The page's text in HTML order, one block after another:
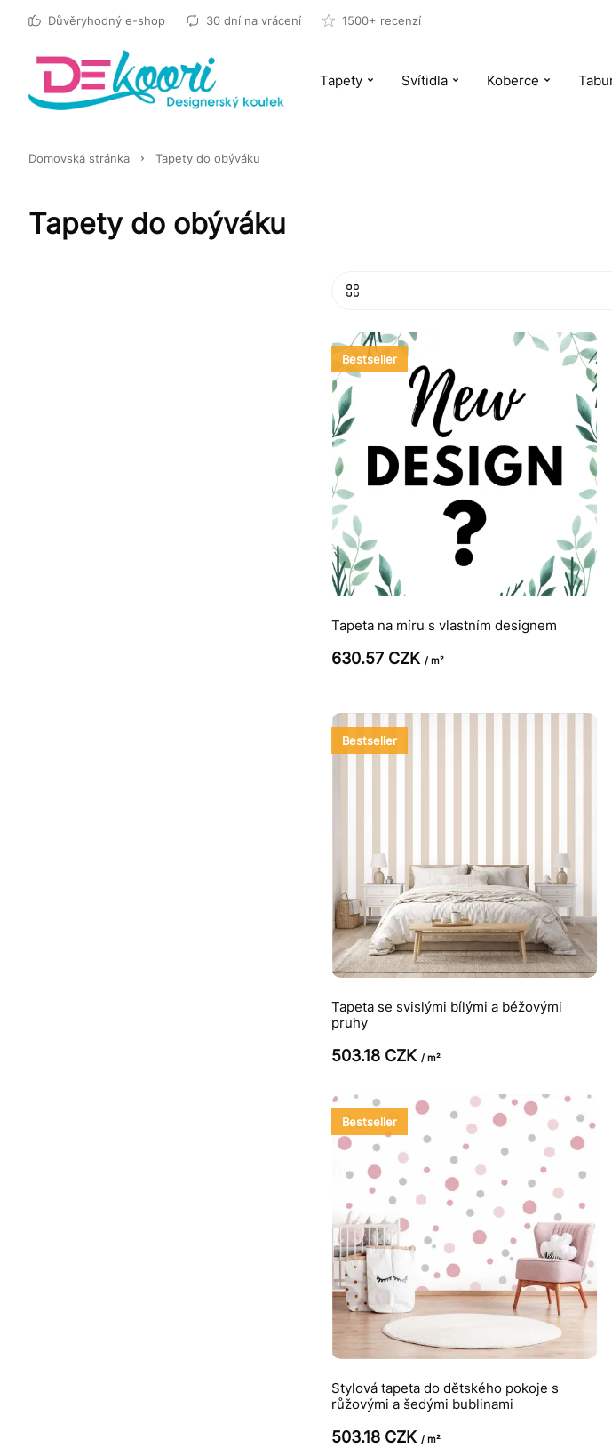
Důvěryhodný e-shop 30 dní na vrácení 1500+ recenzí
Tapety Svítidla Koberce
Domovská stránka Tapety do obýváku
Tapety do obýváku
Bestseller
Tapeta na míru s vlastním designem
630.57 CZK / m²
Bestseller
Tapeta se svislými bílými a béžovými
pruhy
503.18 CZK / m²
Bestseller
Stylová tapeta do dětského pokoje s
růžovými a šedými bublinami
503.18 CZK / m²